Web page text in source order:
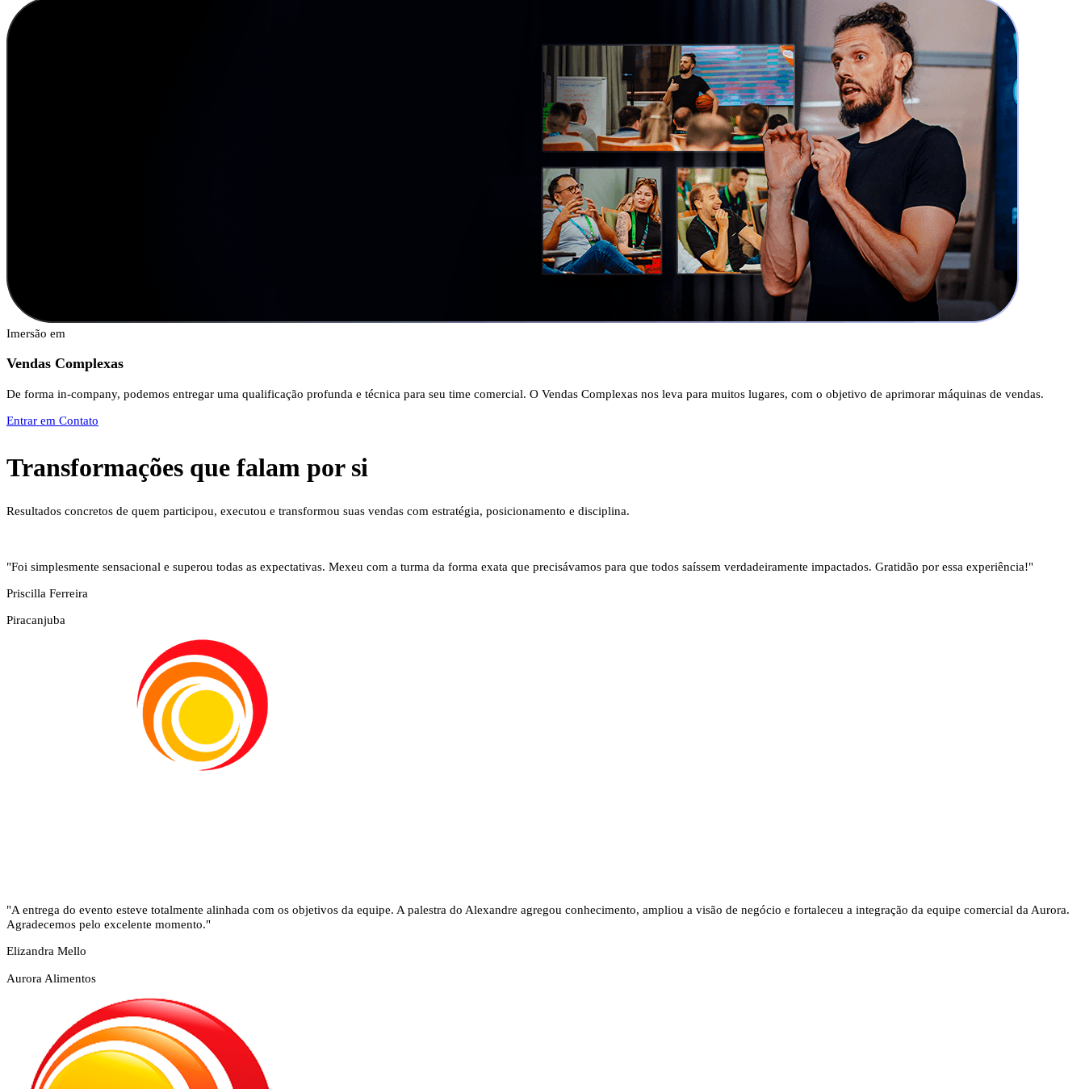
Imersão em
Vendas Complexas
De forma in-company, podemos entregar uma qualificação profunda e técnica para seu time comercial. O Vendas Complexas nos leva para muitos lugares, com o objetivo de aprimorar máquinas de vendas.
Entrar em Contato
Transformações que falam por si
Resultados concretos de quem participou, executou e transformou suas vendas com estratégia, posicionamento e disciplina.
"Foi simplesmente sensacional e superou todas as expectativas. Mexeu com a turma da forma exata que precisávamos para que todos saíssem verdadeiramente impactados. Gratidão por essa experiência!"
Priscilla Ferreira
Piracanjuba
"A entrega do evento esteve totalmente alinhada com os objetivos da equipe. A palestra do Alexandre agregou conhecimento, ampliou a visão de negócio e fortaleceu a integração da equipe comercial da Aurora.
Agradecemos pelo excelente momento."
Elizandra Mello
Aurora Alimentos